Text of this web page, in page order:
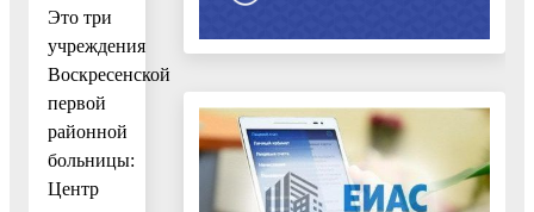
Это три
учреждения
Воскресенской
первой
районной
больницы:
Центр